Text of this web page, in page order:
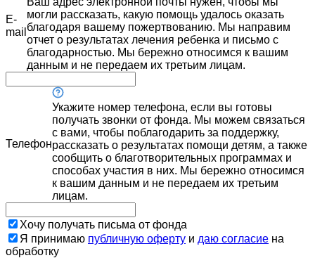
E-
mail
могли рассказать, какую помощь удалось оказать
благодаря вашему пожертвованию. Мы направим
отчет о результатах лечения ребенка и письмо с
благодарностью. Мы бережно относимся к вашим
данным и не передаем их третьим лицам.
Телефон
Укажите номер телефона, если вы готовы
получать звонки от фонда. Мы можем связаться
с вами, чтобы поблагодарить за поддержку,
рассказать о результатах помощи детям, а также
сообщить о благотворительных программах и
способах участия в них. Мы бережно относимся
к вашим данным и не передаем их третьим
лицам.
Хочу получать письма от фонда
Я принимаю публичную оферту и даю согласие на
обработку